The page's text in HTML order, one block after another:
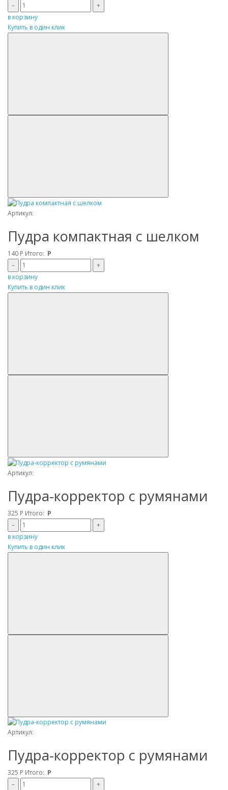
–
+
в корзину
Купить в один клик
Артикул:
Пудра компактная с шелком
140 Р Итого: Р
–
+
в корзину
Купить в один клик
Артикул:
Пудра-корректор с румянами
325 Р Итого: Р
–
+
в корзину
Купить в один клик
Артикул:
Пудра-корректор с румянами
325 Р Итого: Р
–
+